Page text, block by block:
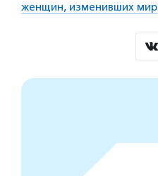
женщин, изменивших мир